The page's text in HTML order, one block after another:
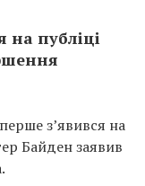
публіці
з’явився на
Байден заявив